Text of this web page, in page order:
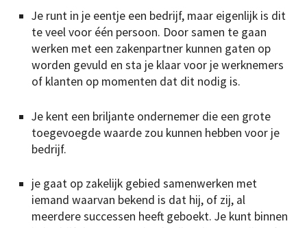
Je runt in je eentje een bedrijf, maar eigenlijk is dit
te veel voor één persoon. Door samen te gaan
werken met een zakenpartner kunnen gaten op
worden gevuld en sta je klaar voor je werknemers
of klanten op momenten dat dit nodig is.
Je kent een briljante ondernemer die een grote
toegevoegde waarde zou kunnen hebben voor je
bedrijf.
je gaat op zakelijk gebied samenwerken met
iemand waarvan bekend is dat hij, of zij, al
meerdere successen heeft geboekt. Je kunt binnen